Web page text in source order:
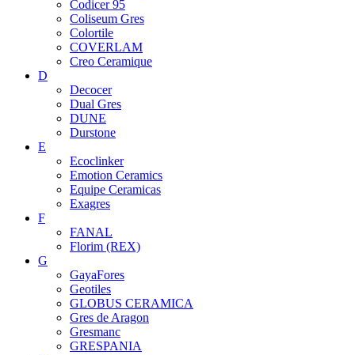
Codicer 95
Coliseum Gres
Colortile
COVERLAM
Creo Ceramique
D
Decocer
Dual Gres
DUNE
Durstone
E
Ecoclinker
Emotion Ceramics
Equipe Ceramicas
Exagres
F
FANAL
Florim (REX)
G
GayaFores
Geotiles
GLOBUS CERAMICA
Gres de Aragon
Gresmanc
GRESPANIA